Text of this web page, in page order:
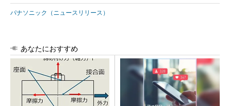
パナソニック（ニュースリリース）
あなたにおすすめ